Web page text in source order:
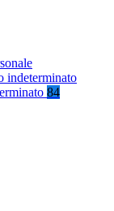
indeterminato
84